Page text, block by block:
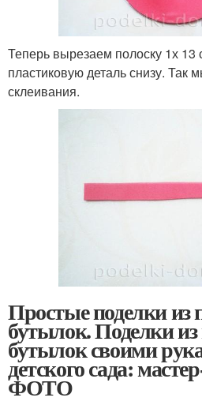
Теперь вырезаем полоску 1х
пластиковую деталь снизу. Так
склеивания.
Простые поделки из
бутылок. Поделки
бутылок своими
детского сада:
ФОТО